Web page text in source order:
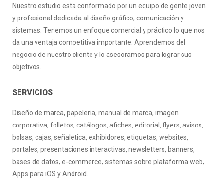
Nuestro estudio esta conformado por un equipo de gente joven
y profesional dedicada al diseño gráfico, comunicación y
sistemas. Tenemos un enfoque comercial y práctico lo que nos
da una ventaja competitiva importante. Aprendemos del
negocio de nuestro cliente y lo asesoramos para lograr sus
objetivos.
SERVICIOS
Diseño de marca, papelería, manual de marca, imagen
corporativa, folletos, catálogos, afiches, editorial, flyers, avisos,
bolsas, cajas, señalética, exhibidores, etiquetas, websites,
portales, presentaciones interactivas, newsletters, banners,
bases de datos, e-commerce, sistemas sobre plataforma web,
Apps para iOS y Android.